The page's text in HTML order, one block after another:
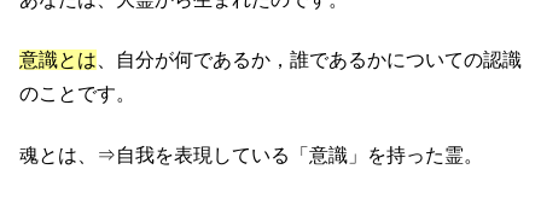
意識とは 、自分が何であるか，誰であるかについての認識
のことです。
魂とは、⇒自我を表現している「意識」を持った霊。